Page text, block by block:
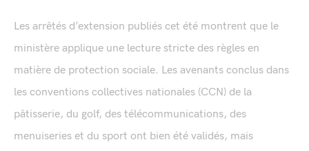
Les arrêtés d’extension publiés cet été montrent que le
ministère applique une lecture stricte des règles en
matière de protection sociale. Les avenants conclus dans
les conventions collectives nationales (CCN) de la
pâtisserie, du golf, des télécommunications, des
menuiseries et du sport ont bien été validés, mais